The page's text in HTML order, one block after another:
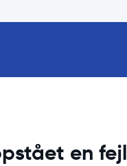
en fejl